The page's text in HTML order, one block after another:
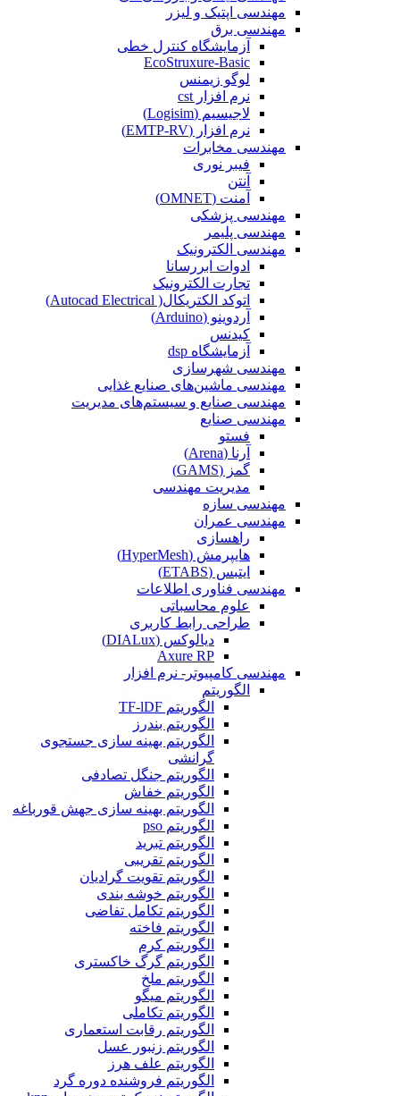
مهندسی اپتیک و لیزر
مهندسی برق
آزمایشگاه کنترل خطی
EcoStruxure-Basic
لوگو زیمنس
نرم افزار cst
لاجیسیم (Logisim)
نرم افزار (EMTP-RV)
مهندسی مخابرات
فیبر نوری
آنتن
آمنت (OMNET)
مهندسی پزشکی
مهندسی پلیمر
مهندسی الکترونیک
ادوات ابررسانا
تجارت الکترونیک
اتوکد الکتریکال( Autocad Electrical)
آردوینو (Arduino)
کیدنس
آزمایشگاه dsp
مهندسی شهرسازی
مهندسی ماشین‌های صنایع غذایی
مهندسی صنایع و سیستم‌های مدیریت
مهندسی صنایع
فستو
آرنا (Arena)
گمز (GAMS)
مدیریت مهندسی
مهندسی سازه
مهندسی عمران‌
راهسازی
هایپرمش (HyperMesh)
ایتبس (ETABS)
مهندسی فناوری اطلاعات
علوم محاسباتی
طراحی رابط کاربری
دیالوکس (DIALux)
Axure RP
مهندسی کامپیوتر- نرم افزار
الگوریتم
الگوریتم TF-lDF
الگوریتم بندرز
الگوریتم بهینه سازی جستجوی
گرانشی
الگوریتم جنگل تصادفی
الگوریتم خفاش
الگوریتم بهینه سازی جهش قورباغه
الگوریتم pso
الگوریتم تبرید
الگوریتم تقریبی
الگوریتم تقویت گرادیان
الگوریتم خوشه بندی
الگوریتم تکامل تفاضی
الگوریتم فاخته
الگوریتم کرم
الگوریتم گرگ خاکستری
الگوریتم ملخ
الگوریتم میگو
الگوریتم تکاملی
الگوریتم رقابت استعماری
الگوریتم زنبور عسل
الگوریتم علف هرز
الگوریتم فروشنده دوره گرد